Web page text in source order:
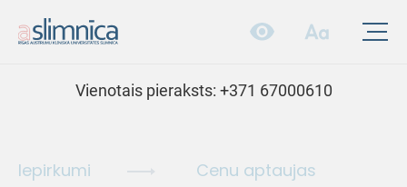
Vienotais pieraksts: +371 67000610
Iepirkumi Cenu aptaujas